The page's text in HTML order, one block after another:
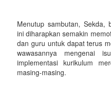
Menutup sambutan, Sekda,
ini diharapkan semakin
dan guru untuk dapat terus
wawasannya mengenai
implementasi kurikulum
masing-masing.